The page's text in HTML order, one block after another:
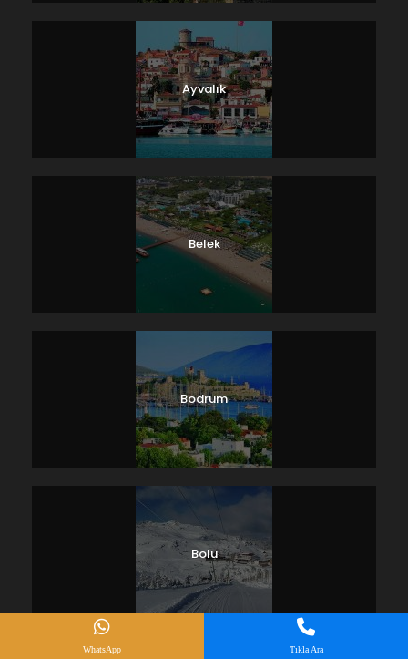
Ayvalık
Belek
Bodrum
Bolu
WhatsApp Tıkla Ara